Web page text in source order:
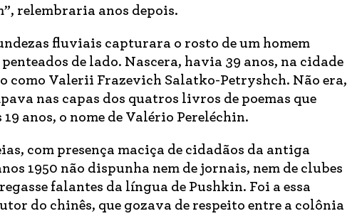
relembraria anos depois.
fluviais capturara o rosto de um homem
de lado. Nascera, havia 39 anos, na cidade
como Valerii Frazevich Salatko-Petryshch. Não era,
nas capas dos quatros livros de poemas que
anos, o nome de Valério Pereléchin.
com presença maciça de cidadãos da antiga
1950 não dispunha nem de jornais, nem de clubes
falantes da língua de Pushkin. Foi a essa
do chinês, que gozava de respeito entre a colônia